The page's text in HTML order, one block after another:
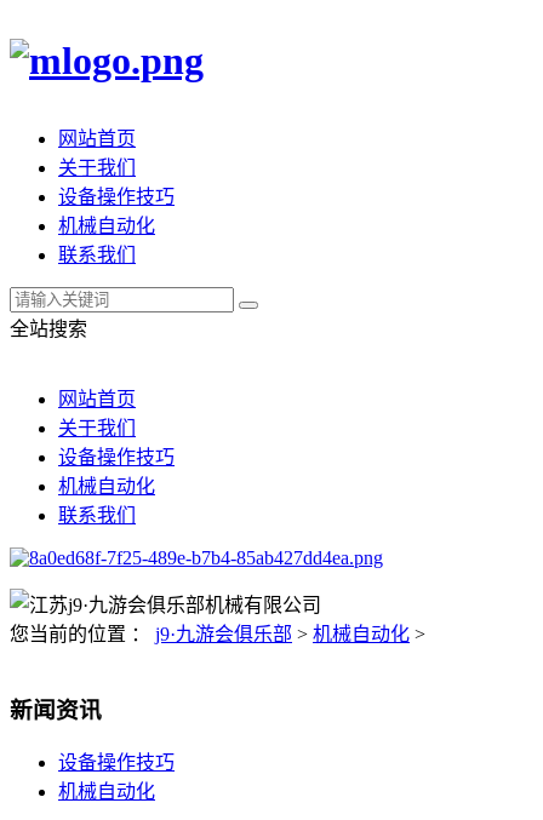
网站首页
关于我们
设备操作技巧
机械自动化
联系我们
全站搜索
网站首页
关于我们
设备操作技巧
机械自动化
联系我们
您当前的位置 ： j9·九游会俱乐部 > 机械自动化 >
新闻资讯
设备操作技巧
机械自动化